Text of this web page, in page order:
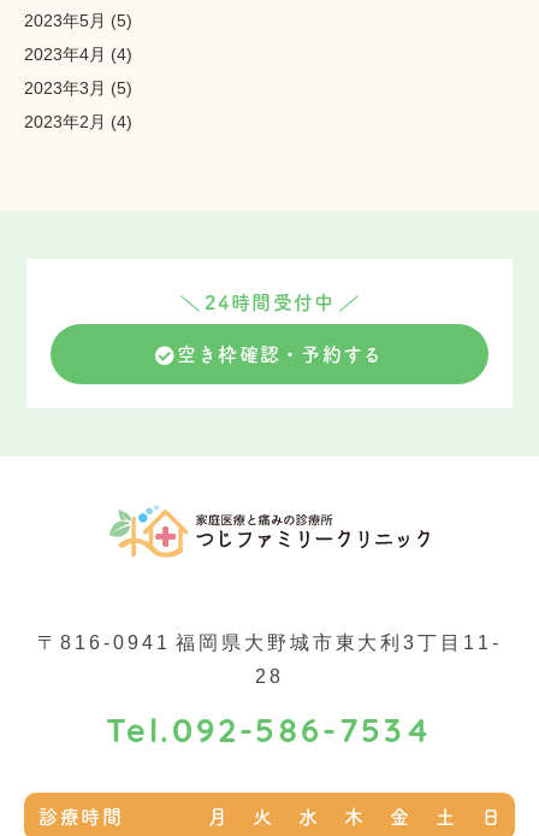
2023年5月 (5)
2023年4月 (4)
2023年3月 (5)
2023年2月 (4)
24時間受付中
空き枠確認・予約する
〒816-0941 福岡県大野城市東大利3丁目11-
28
Tel. 092-586-7534
診療時間 月 火 水 木 金 土 日